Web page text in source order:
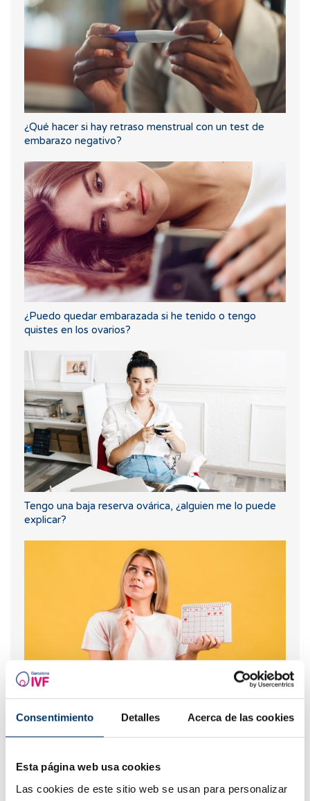
Consentimiento Detalles Acerca de las cookies
Esta página web usa cookies
Las cookies de este sitio web se usan para personalizar
¿Qué hacer si hay retraso menstrual con un test de
embarazo negativo?
¿Puedo quedar embarazada si he tenido o tengo
quistes en los ovarios?
Tengo una baja reserva ovárica, ¿alguien me lo puede
explicar?
Spotting: ¿Qué es y cómo afecta a la fertilidad?